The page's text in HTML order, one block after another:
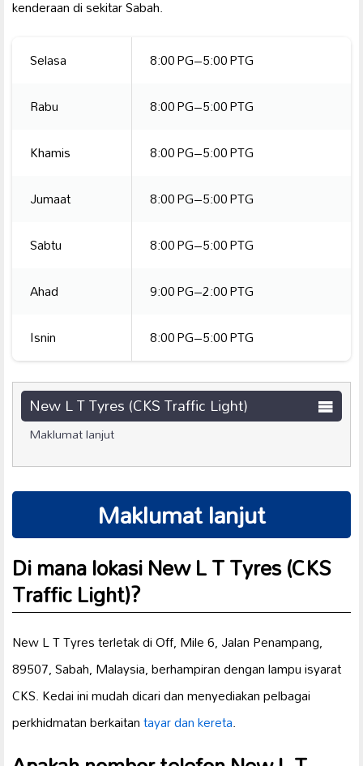
kenderaan di sekitar Sabah.
Selasa
8:00 PG–5:00 PTG
Rabu
8:00 PG–5:00 PTG
Khamis
8:00 PG–5:00 PTG
Jumaat
8:00 PG–5:00 PTG
Sabtu
8:00 PG–5:00 PTG
Ahad
9:00 PG–2:00 PTG
Isnin
8:00 PG–5:00 PTG
New L T Tyres (CKS Traffic Light)
Maklumat lanjut
Maklumat lanjut
Di mana lokasi New L T Tyres (CKS
Traffic Light)?
New L T Tyres terletak di Off, Mile 6, Jalan Penampang,
89507, Sabah, Malaysia, berhampiran dengan lampu isyarat
CKS. Kedai ini mudah dicari dan menyediakan pelbagai
perkhidmatan berkaitantayar dan kereta.